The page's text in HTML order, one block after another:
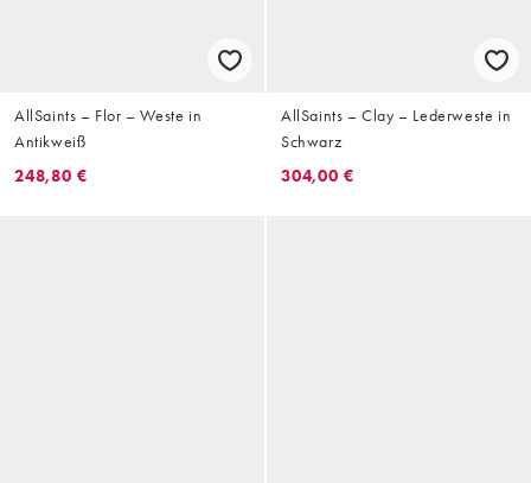
AllSaints – Flor – Weste in
Antikweiß
248,80 €
AllSaints – Clay – Lederweste in
Schwarz
304,00 €